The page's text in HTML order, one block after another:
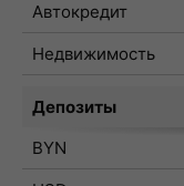
Автокредит
Недвижимость
Депозиты
BYN